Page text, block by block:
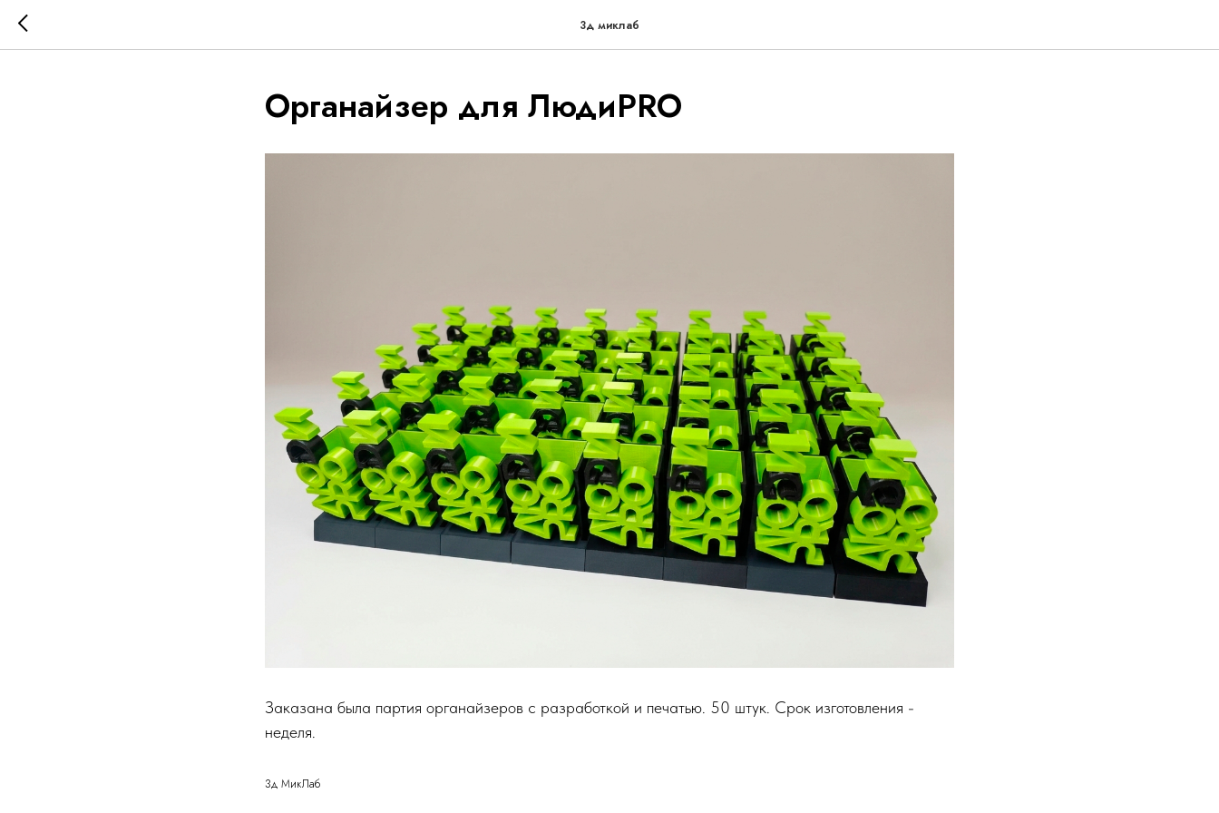
3д миклаб
Органайзер для ЛюдиPRO
Заказана была партия органайзеров с разработкой и печатью. 50 штук. Срок изготовления -
неделя.
3д МикЛаб